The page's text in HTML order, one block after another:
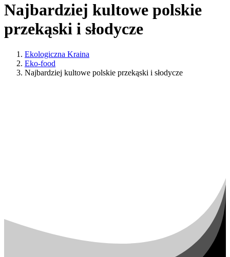
Najbardziej kultowe polskie
przekąski i słodycze
Ekologiczna Kraina
Eko-food
Najbardziej kultowe polskie przekąski i słodycze